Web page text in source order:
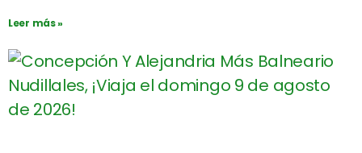
Leer más »